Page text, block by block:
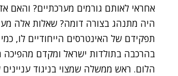
אחראי לאותם גורמים מערכתיים? והאם
היה מתנהג בצורה דומה? שאלות אלה
תפקידם של האינטרסים הייחודיים לו,
בהרכבה בתולדות ישראל ומקדם מהפיכה
הלום. ראש ממשלה שמצוי בניגוד